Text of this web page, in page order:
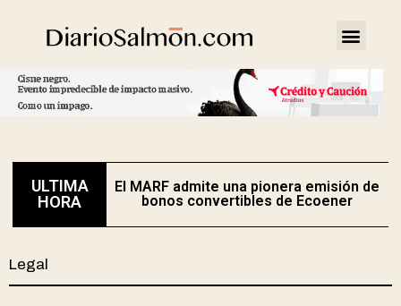
ULTIMA
HORA
El MARF admite una pionera emisión de
bonos convertibles de Ecoener
Legal